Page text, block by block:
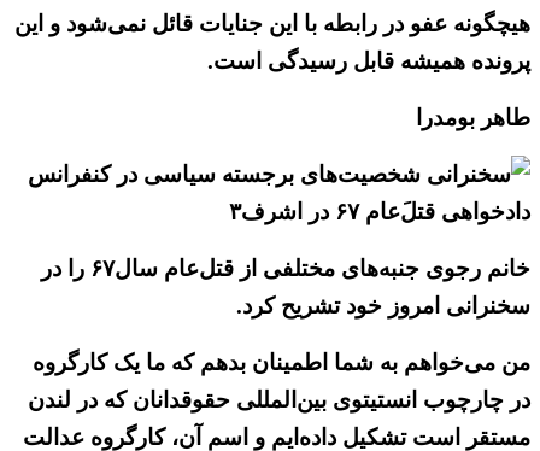
هیچگونه عفو در رابطه با این جنایات قائل نمی‌شود و این
پرونده همیشه قابل رسیدگی است.
طاهر بومدرا
خانم رجوی جنبه‌های مختلفی از قتل‌عام سال۶۷ را در
سخنرانی امروز خود تشریح کرد.
من می‌خواهم به شما اطمینان بدهم که ما یک کارگروه
در چارچوب انستیتوی بین‌المللی حقوقدانان که در لندن
مستقر است تشکیل داده‌ایم و اسم آن، کارگروه عدالت